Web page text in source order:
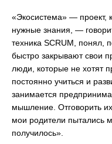
«Экосистема» — проект,
нужные знания, —
техника SCRUM, понял,
быстро закрывают свои
люди, которые не хотят
постоянно учиться и
занимается
мышление. Отговорить
мои родители пытались
получилось».